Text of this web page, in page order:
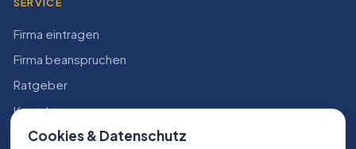
Firma eintragen
Firma beanspruchen
Ratgeber
Kontakt
Konto
Cookies & Datenschutz